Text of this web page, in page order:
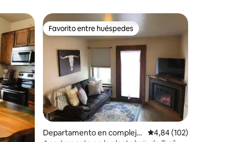
Favorito entre huéspedes
Favorito entre huéspedes
Departamento en complejo
Calificación promedio:
4,84 (102)